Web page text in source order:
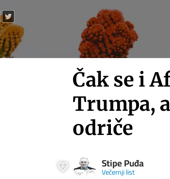
Čak se i
Trumpa,
odriče
Stipe Puđa
Večernji list